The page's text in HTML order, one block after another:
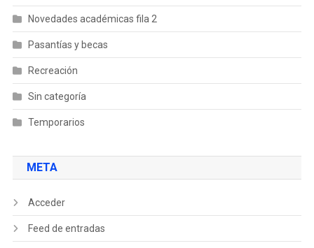
Novedades académicas fila 2
Pasantías y becas
Recreación
Sin categoría
Temporarios
META
Acceder
Feed de entradas